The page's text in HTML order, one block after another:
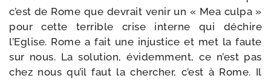
c’est de Rome que devrait venir un « Mea culpa »
pour cette ter­rible crise interne qui déchire
l’Eglise. Rome a fait une injus­tice et met la faute
sur nous. La solu­tion, évi­dem­ment, ce n’est pas
chez nous qu’il faut la cher­cher, c’est à Rome. Il